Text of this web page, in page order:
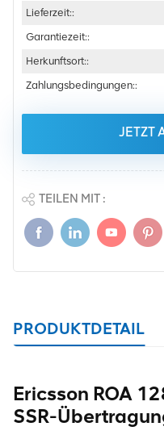
Lieferzeit::
Garantiezeit::
Herkunftsort::
Zahlungsbedingungen::
JETZT
TEILEN MIT :
PRODUKTDETAIL
Ericsson ROA
SSR-